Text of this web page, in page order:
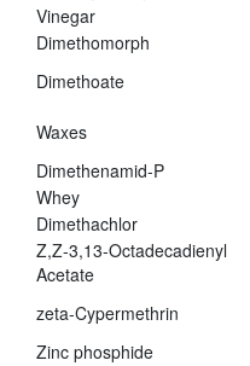
Vinegar
Dimethomorph
Dimethoate
Waxes
Dimethenamid-P
Whey
Dimethachlor
Z,Z-3,13-Octadecadienyl
Acetate
zeta-Cypermethrin
Zinc phosphide